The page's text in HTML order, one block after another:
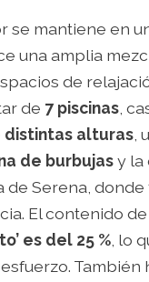
se mantiene en
una amplia
de
de 7 piscinas,
distintas alturas,
de burbujasy la
de Serena,
El contenido
es del 25 %, lo
También